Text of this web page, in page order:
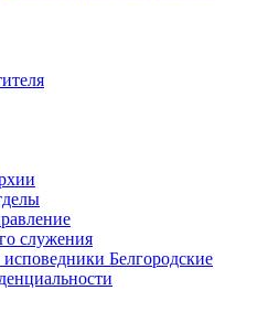
служения
Белгородские